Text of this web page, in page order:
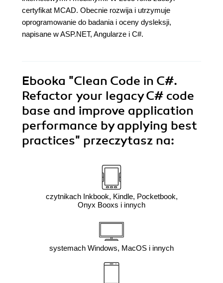
certyfikat MCAD. Obecnie rozwija i utrzymuje
oprogramowanie do badania i oceny dysleksji,
napisane w ASP.NET, Angularze i C#.
Ebooka "Clean Code in C#.
Refactor your legacy C# code
base and improve application
performance by applying best
practices" przeczytasz na:
czytnikach Inkbook, Kindle, Pocketbook,
Onyx Booxs i innych
systemach Windows, MacOS i innych